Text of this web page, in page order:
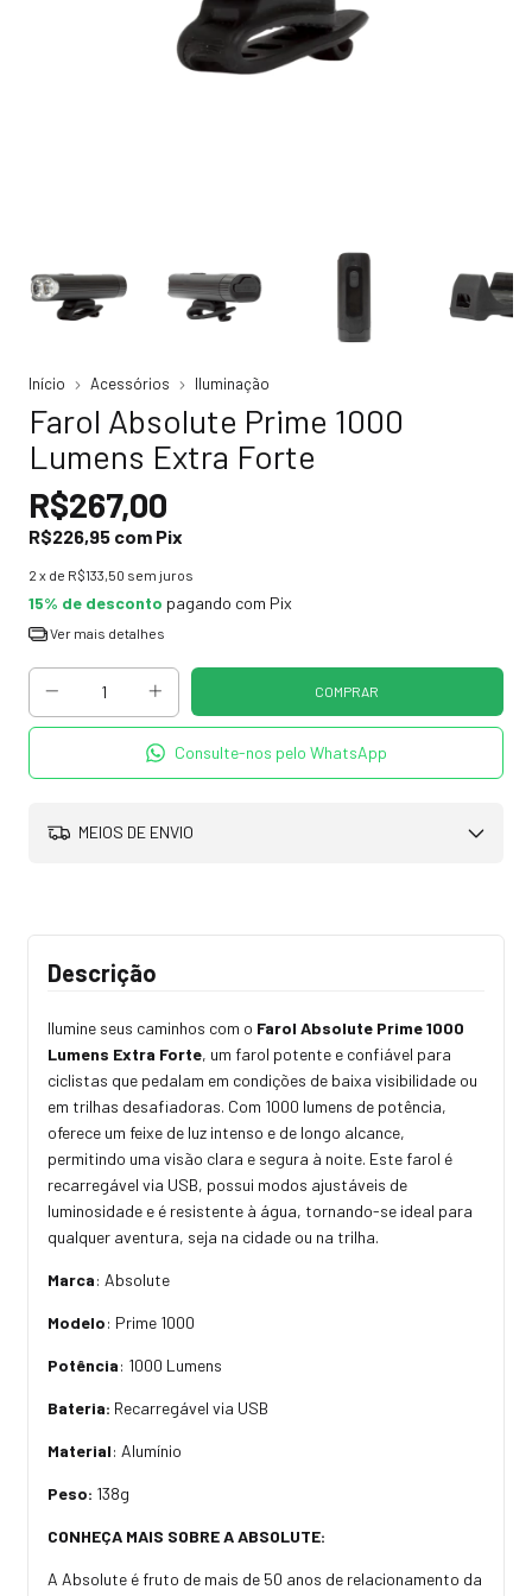
Início Acessórios Iluminação
Farol Absolute Prime 1000
Lumens Extra Forte
R$267,00
R$226,95 com Pix
2 x de R$133,50 sem juros
15% de desconto pagando com Pix
Ver mais detalhes
Consulte-nos pelo WhatsApp
MEIOS DE ENVIO
Descrição
Ilumine seus caminhos com o Farol Absolute Prime 1000
Lumens Extra Forte, um farol potente e confiável para
ciclistas que pedalam em condições de baixa visibilidade ou
em trilhas desafiadoras. Com 1000 lumens de potência,
oferece um feixe de luz intenso e de longo alcance,
permitindo uma visão clara e segura à noite. Este farol é
recarregável via USB, possui modos ajustáveis de
luminosidade e é resistente à água, tornando-se ideal para
qualquer aventura, seja na cidade ou na trilha.
Marca: Absolute
Modelo: Prime 1000
Potência: 1000 Lumens
Bateria: Recarregável via USB
Material: Alumínio
Peso: 138g
CONHEÇA MAIS SOBRE AABSOLUTE:
A Absolute é fruto de mais de 50 anos de relacionamento da